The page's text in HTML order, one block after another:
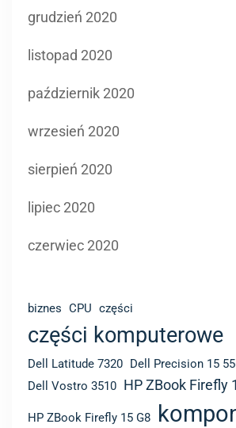
grudzień 2020
listopad 2020
październik 2020
wrzesień 2020
sierpień 2020
lipiec 2020
czerwiec 2020
biznes CPU części
części komputerowe
Dell Latitude 7320 Dell Precision 15
Dell Vostro 3510 HP ZBook Firefly
HP ZBook Firefly 15 G8